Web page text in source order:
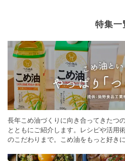
特集一
長年こめ油づくりに向き合ってきたつ
とともにご紹介します。レシピや活用
のこだわりまで。こめ油をもっと好き